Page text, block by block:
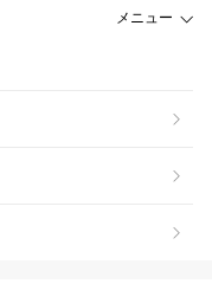
メニュー